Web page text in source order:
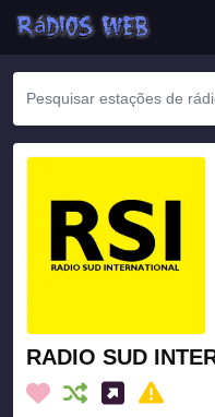
RADIO SUD